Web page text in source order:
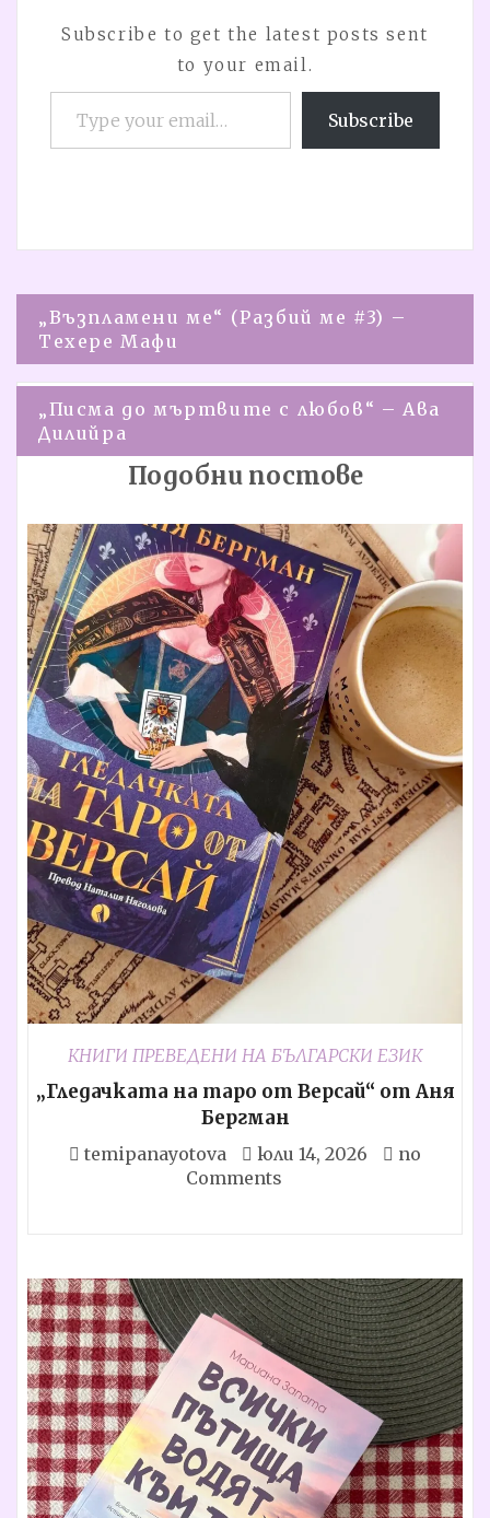
Subscribe to get the latest posts sent
to your email.
Type your email…
Subscribe
Навигация
„Възпламени ме“ (Разбий ме #3) –
Техере Мафи
„Писма до мъртвите с любов“ – Ава
Дилийра
Подобни постове
КНИГИ ПРЕВЕДЕНИ НА БЪЛГАРСКИ ЕЗИК
„Гледачката на таро от Версай“ от Аня
Бергман
temipanayotova юли 14, 2026
no
Comments